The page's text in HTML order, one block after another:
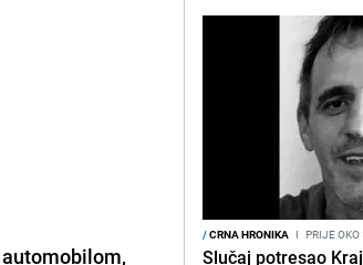
/CRNA HRONIKA I PRIJE
Slučaj potresao